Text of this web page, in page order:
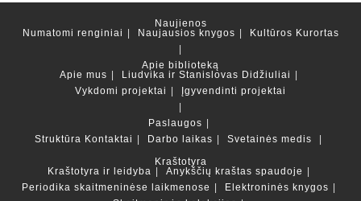
Naujienos
Numatomi renginiai
Naujausios knygos Kultūros Kurortas
Apie biblioteką
Apie mus
Liudvika ir Stanislovas Didžiuliai
Vykdomi projektai
Įgyvendinti projektai
Paslaugos
Struktūra Kontaktai Darbo laikas
Svetainės medis
Kraštotyra
Kraštotyra ir leidyba
Anykščių kraštas spaudoje
Periodika skaitmeninėse laikmenose
Elektroninės knygos